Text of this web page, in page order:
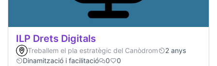
ILP Drets Digitals
Treballem el pla estratègic del Canòdrom
2 anys
Dinamització i facilitació
0 0